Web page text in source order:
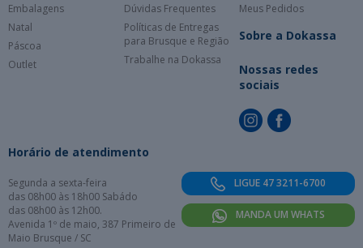
Embalagens
Natal
Páscoa
Outlet
Dúvidas Frequentes
Políticas de Entregas
para Brusque e Região
Trabalhe na Dokassa
Meus Pedidos
Sobre a Dokassa
Nossas redes
sociais
Horário de atendimento
Segunda a sexta-feira
das 08h00 às 18h00 Sabádo
das 08h00 às 12h00.
Avenida 1º de maio, 387 Primeiro de
Maio Brusque / SC
LIGUE 47 3211-6700
MANDA UM WHATS